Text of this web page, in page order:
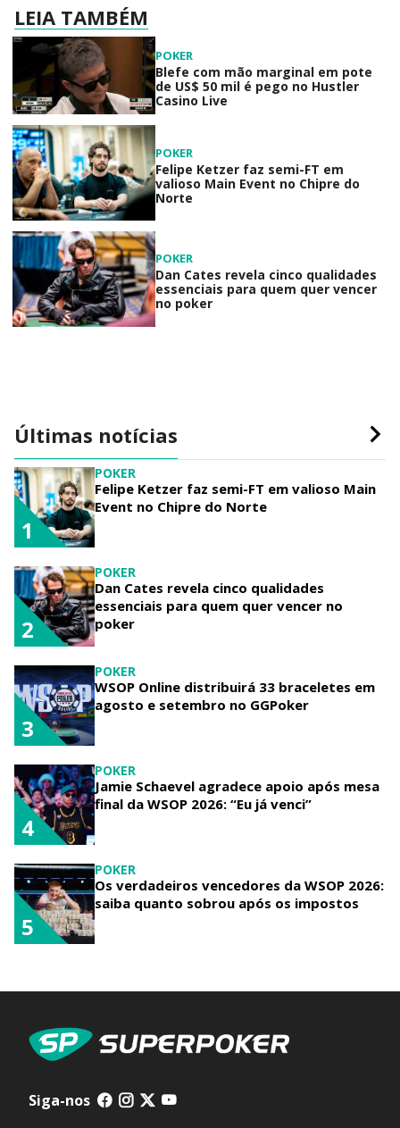
LEIA TAMBÉM
POKER
Blefe com mão marginal em pote
de US$ 50 mil é pego no Hustler
Casino Live
POKER
Felipe Ketzer faz semi-FT em
valioso Main Event no Chipre do
Norte
POKER
Dan Cates revela cinco qualidades
essenciais para quem quer vencer
no poker
Últimas notícias
POKER
Felipe Ketzer faz semi-FT em valioso Main
Event no Chipre do Norte
1
POKER
Dan Cates revela cinco qualidades
essenciais para quem quer vencer no
poker
2
POKER
WSOP Online distribuirá 33 braceletes em
agosto e setembro no GGPoker
3
POKER
Jamie Schaevel agradece apoio após mesa
final da WSOP 2026: “Eu já venci”
4
POKER
Os verdadeiros vencedores da WSOP 2026:
saiba quanto sobrou após os impostos
5
Siga-nos